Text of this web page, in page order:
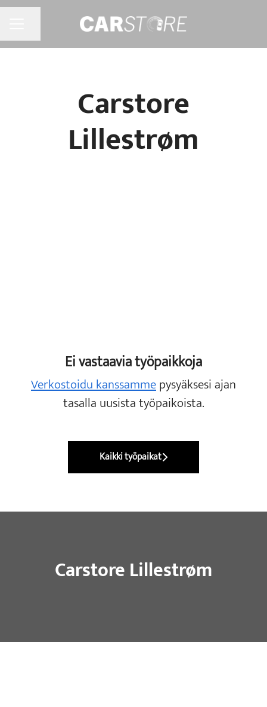
Carstore
Lillestrøm
Ei vastaavia työpaikkoja
Verkostoidu kanssammepysyäksesi ajan
tasalla uusista työpaikoista.
Kaikki työpaikat
Carstore Lillestrøm